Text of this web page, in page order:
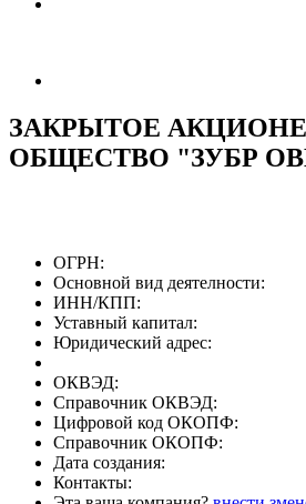
ЗАКРЫТОЕ
ОБЩЕСТВО "ЗУБР
ОГРН:
Основной вид деятелности:
ИНН/КПП:
Уставный капитал:
Юридический адрес:
ОКВЭД:
Справочник ОКВЭД:
Цифровой код ОКОПФ:
Справочник ОКОПФ:
Дата создания:
Контакты: